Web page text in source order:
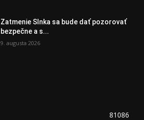
Zatmenie Slnka sa bude dať pozorovať
bezpečne a s...
9. augusta 2026
81086